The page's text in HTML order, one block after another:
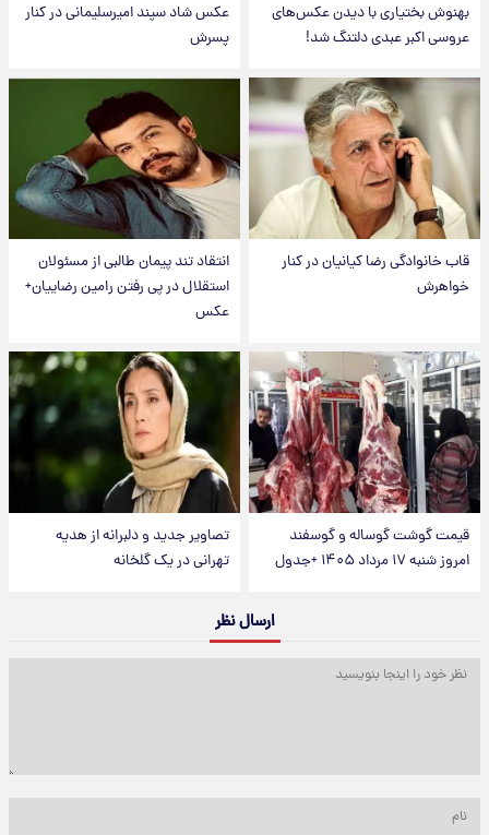
بهنوش بختیاری با دیدن عکس‌های
عروسی اکبر عبدی دلتنگ شد!
عکس شاد سپند امیرسلیمانی در کنار
پسرش
قاب خانوادگی رضا کیانیان در کنار
خواهرش
انتقاد تند پیمان طالبی از مسئولان
استقلال در پی رفتن رامین رضاییان+
عکس
قیمت گوشت گوساله و گوسفند
امروز شنبه ۱۷ مرداد ۱۴۰۵ +جدول
تصاویر جدید و دلبرانه از هدیه
تهرانی در یک گلخانه
ارسال نظر